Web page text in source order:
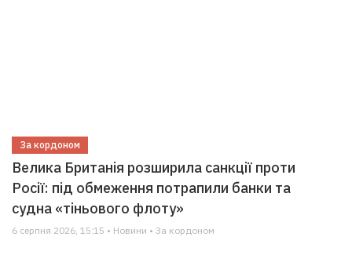
За кордоном
Велика Британія розширила санкції проти
Росії: під обмеження потрапили банки та
судна «тіньового флоту»
6 серпня 2026, 15:15 • Новини • За кордоном